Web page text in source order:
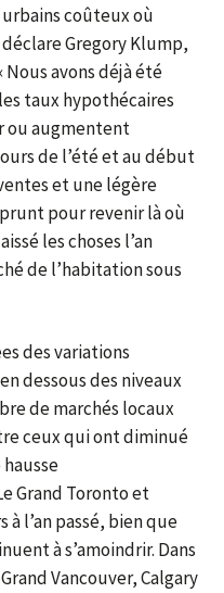
coûteux où
Gregory Klump,
Nous avons déjà été
taux hypothécaires
ou augmentent
de l’été et au début
et une légère
pour revenir là où
les choses l’an
de l’habitation sous
des variations
dessous des niveaux
de marchés locaux
ceux qui ont diminué
Grand Toronto et
l’an passé, bien que
à s’amoindrir. Dans
Vancouver, Calgary